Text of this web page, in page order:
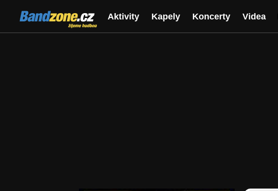
Bandzone.cz
žijeme hudbou
Aktivity Kapely Koncerty Videa